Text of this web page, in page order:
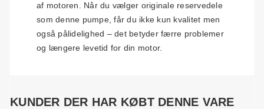
af motoren. Når du vælger originale reservedele
som denne pumpe, får du ikke kun kvalitet men
også pålidelighed – det betyder færre problemer
og længere levetid for din motor.
KUNDER DER HAR KØBT DENNE VARE